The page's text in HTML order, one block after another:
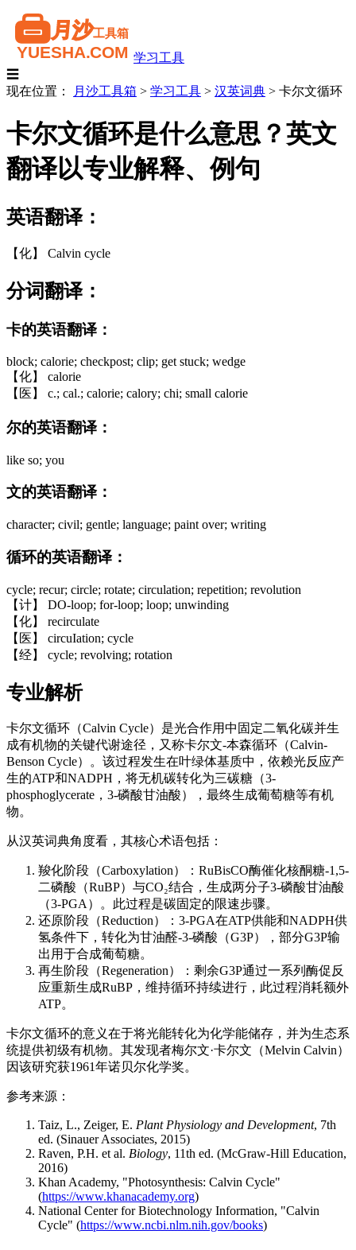
学习工具
☰
现在位置：
月沙工具箱 > 学习工具 > 汉英词典 > 卡尔文循环
卡尔文循环是什么意思？英文
翻译以专业解释、例句
英语翻译：
【化】 Calvin cycle
分词翻译：
卡的英语翻译：
block; calorie; checkpost; clip; get stuck; wedge
【化】 calorie
【医】 c.; cal.; calorie; calory; chi; small calorie
尔的英语翻译：
like so; you
文的英语翻译：
character; civil; gentle; language; paint over; writing
循环的英语翻译：
cycle; recur; circle; rotate; circulation; repetition; revolution
【计】 DO-loop; for-loop; loop; unwinding
【化】 recirculate
【医】 circuIation; cycle
【经】 cycle; revolving; rotation
专业解析
卡尔文循环（Calvin Cycle）是光合作用中固定二氧化碳并生
成有机物的关键代谢途径，又称卡尔文-本森循环（Calvin-
Benson Cycle）。该过程发生在叶绿体基质中，依赖光反应产
生的ATP和NADPH，将无机碳转化为三碳糖（3-
phosphoglycerate，3-磷酸甘油酸），最终生成葡萄糖等有机
物。
从汉英词典角度看，其核心术语包括：
羧化阶段（Carboxylation）：RuBisCO酶催化核酮糖-1,5-
二磷酸（RuBP）与CO₂结合，生成两分子3-磷酸甘油酸
（3-PGA）。此过程是碳固定的限速步骤。
还原阶段（Reduction）：3-PGA在ATP供能和NADPH供
氢条件下，转化为甘油醛-3-磷酸（G3P），部分G3P输
出用于合成葡萄糖。
再生阶段（Regeneration）：剩余G3P通过一系列酶促反
应重新生成RuBP，维持循环持续进行，此过程消耗额外
ATP。
卡尔文循环的意义在于将光能转化为化学能储存，并为生态系
统提供初级有机物。其发现者梅尔文·卡尔文（Melvin Calvin）
因该研究获1961年诺贝尔化学奖。
参考来源：
Taiz, L., Zeiger, E. Plant Physiology and Development, 7th
ed. (Sinauer Associates, 2015)
Raven, P.H. et al. Biology, 11th ed. (McGraw-Hill Education,
2016)
Khan Academy, "Photosynthesis: Calvin Cycle"
(https://www.khanacademy.org)
National Center for Biotechnology Information, "Calvin
Cycle" (https://www.ncbi.nlm.nih.gov/books)